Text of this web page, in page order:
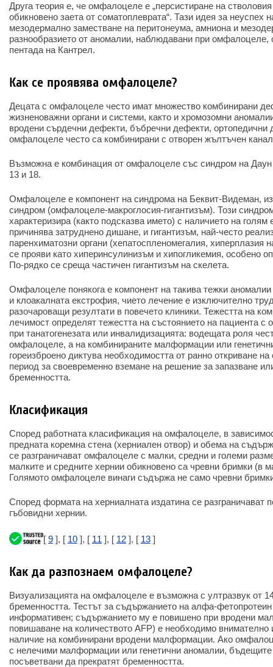
Друга теория е, че омфалоцеле е „персистиране на
обикновено заета от соматоплеврата“. Тази идея за неуспех
мезодермално заместване на перитонеума, амниона и
разнообразието от аномалии, наблюдавани при омфалоцеле,
пентада на Кантрел.
Как се проявява омфалоцеле?
Децата с омфалоцеле често имат множество комбинирани
жизненоважни органи и системи, както и хромозомни
вродени сърдечни дефекти, бъбречни дефекти,
омфалоцеле често са комбинирани с отворен жълтъчен
Възможна е комбинация от омфалоцеле със синдром на
13 и 18.
Омфалоцеле е компонент на синдрома на Беквит-Видеман,
синдром (омфалоцеле-макроглосия-гигантизъм). Този
характеризира (както подсказва името) с наличието на голям
причинява затруднено дишане, и гигантизъм, най-често
паренхиматозни органи (хепатоспленомегалия, хиперплазия
се прояви като хиперинсулинизъм и хипогликемия, особено
По-рядко се среща частичен гигантизъм на скелета.
Омфалоцеле понякога е компонент на такива тежки аномалии
и клоакалната екстрофия, чието лечение е изключително
разочароващи резултати в повечето клиники. Тежестта на
лечимост определят тежестта на състоянието на пациента с
при танатогенезата или инвалидизацията: водещата роля
омфалоцеле, а на комбинираните малформации или
гореизброено диктува необходимостта от ранно откриване
период за своевременно вземане на решение за запазване
бременността.
Класификация
Според работната класификация на омфалоцеле, в
предната коремна стена (херниален отвор) и обема на
се разграничават омфалоцеле с малки, средни и големи
малките и средните хернии обикновено са чревни бримки (в
Голямото омфалоцеле винаги съдържа не само чревни
Според формата на херниалната издатина се разграничават
гъбовидни хернии.
[ 9 ], [ 10 ], [ 11 ], [ 12 ], [ 13 ]
Как да разпознаем омфалоцеле?
Визуализацията на омфалоцеле е възможна с ултразвук от
бременността. Тестът за съдържанието на алфа-
информативен; съдържанието му е повишено при вродени
повишаване на количеството AFP) е необходимо внимателно
наличие на комбинирани вродени малформации. Ако
с нелечими малформации или генетични аномалии,
посъветвани да прекратят бременността.